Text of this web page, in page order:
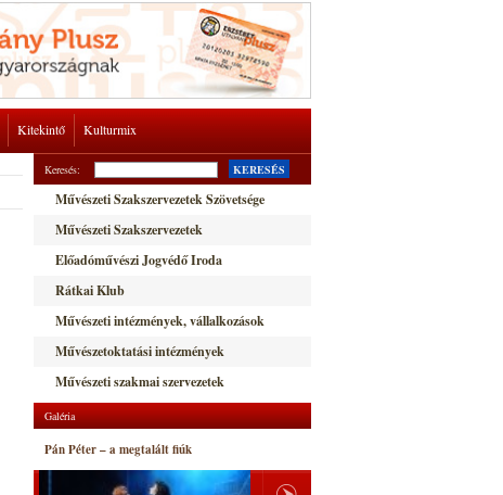
Kitekintő Kulturmix
Keresés: KERESÉS
Művészeti Szakszervezetek Szövetsége
Művészeti Szakszervezetek
Előadóművészi Jogvédő Iroda
Rátkai Klub
Művészeti intézmények, vállalkozások
Művészetoktatási intézmények
Művészeti szakmai szervezetek
Galéria
Pán Péter – a megtalált fiúk